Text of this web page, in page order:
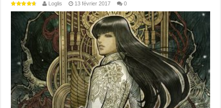
Loglis 13 février 2017 0